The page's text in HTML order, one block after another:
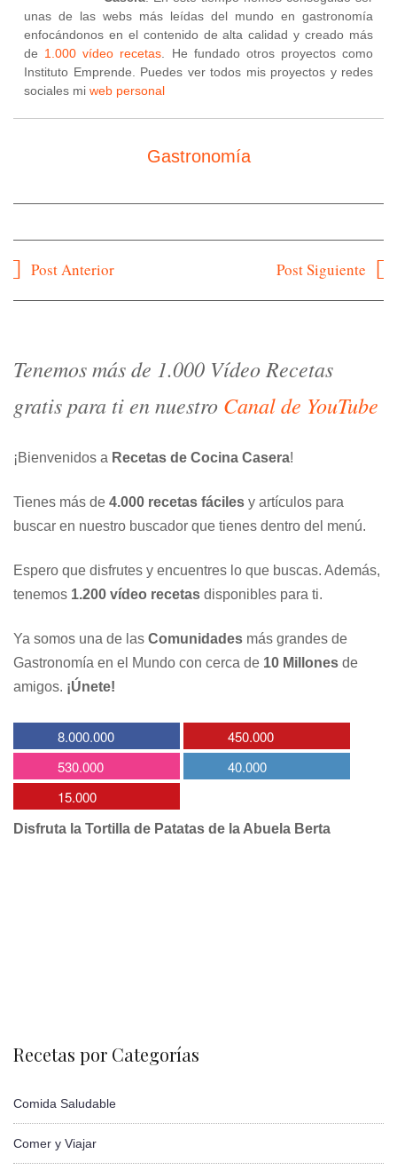
unas de las webs más leídas del mundo en gastronomía
enfocándonos en el contenido de alta calidad y creado más
de 1.000 vídeo recetas. He fundado otros proyectos como
Instituto Emprende. Puedes ver todos mis proyectos y redes
sociales mi web personal
Gastronomía
Navegación
Post Anterior Post Siguiente
Tenemos más de 1.000 Vídeo Recetas
gratis para ti en nuestro Canal de YouTube
¡Bienvenidos a Recetas de Cocina Casera!
Tienes más de 4.000 recetas fáciles y artículos para
buscar en nuestro buscador que tienes dentro del menú.
Espero que disfrutes y encuentres lo que buscas. Además,
tenemos 1.200 vídeo recetas disponibles para ti.
Ya somos una de las Comunidades más grandes de
Gastronomía en el Mundo con cerca de 10 Millones de
amigos. ¡Únete!
8.000.000
450.000
530.000
40.000
15.000
Disfruta la Tortilla de Patatas de la Abuela Berta
Recetas por Categorías
Comida Saludable
Comer y Viajar